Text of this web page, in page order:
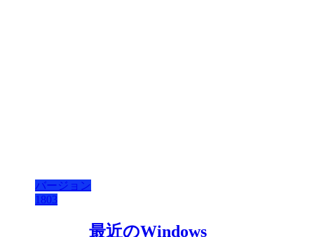
バージョン
1803
最近のWindows